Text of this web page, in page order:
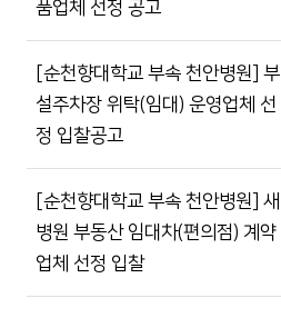
품업체 선정 공고
[순천향대학교 부속 천안병원] 부
설주차장 위탁(임대) 운영업체 선
정 입찰공고
[순천향대학교 부속 천안병원] 새
병원 부동산 임대차(편의점) 계약
업체 선정 입찰